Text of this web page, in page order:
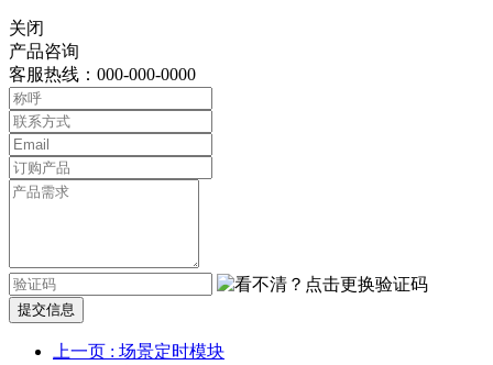
关闭
产品咨询
客服热线：000-000-0000
提交信息
上一页 : 场景定时模块